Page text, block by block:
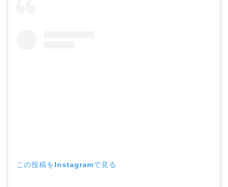
この投稿をInstagramで見る